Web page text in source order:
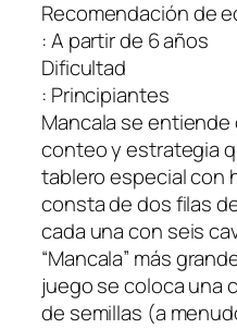
Recomendación de
: A partir de 6 años
Dificultad
: Principiantes
Mancala se
conteo y estrategia
tablero especial con
consta de dos filas
cada una con seis
“Mancala” más
juego se coloca una
de semillas (a